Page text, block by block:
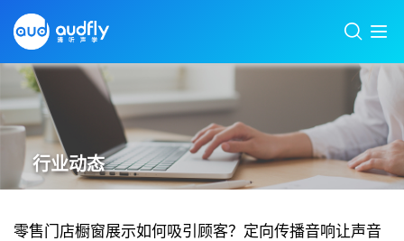
行业动态
零售门店橱窗展示如何吸引顾客？定向传播音响让声音